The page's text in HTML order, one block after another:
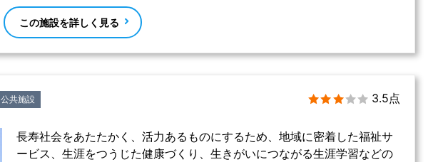
この施設を詳しく見る
公共施設 3.5点
長寿社会をあたたかく、活力あるものにするため、地域に密着した福祉サ
ービス、生涯をつうじた健康づくり、生きがいにつながる生涯学習などの